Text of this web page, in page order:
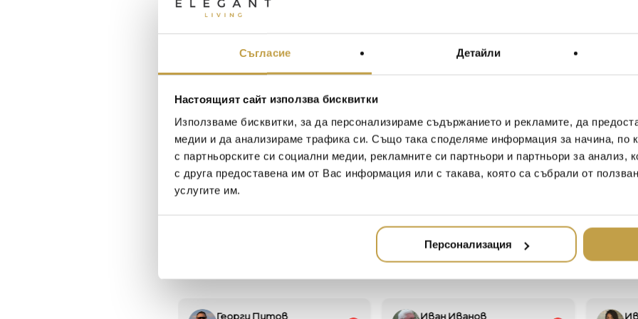
Съгласие Детайли
Настоящият сайт използва бисквитки
Използваме бисквитки, за да персонализираме съдържанието и рекламите, да
медии и да анализираме трафика си. Също така споделяме информация за начина, по
с партньорските си социални медии, рекламните си партньори и партньори за анализ,
с друга предоставена им от Вас информация или с такава, която са събрали от
услугите им.
Персонализация
Размери / Dimensions
Възхитете се на
където всеки поглед
Внимателно
разказва история
или вертикален
окачване.
Admire the intricate
glance reveals a new
finest fabric pieces, each
horizontal or vertical
Георги Питов Иван Иванов